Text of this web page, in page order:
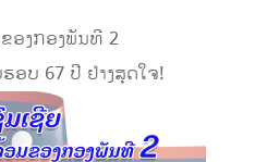
ອງກອງພັນທີ 2
ອບ 67 ປີ ຢ່າງສຸດໃຈ!